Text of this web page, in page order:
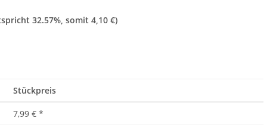
32.57%, somit 4,10 €)
Stückpreis
7,99 € *